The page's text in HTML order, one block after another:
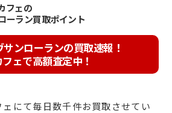
フェの
ーラン買取ポイント
サンローランの買取速報！
ェで高額査定中！
にて毎日数千件お買取させてい